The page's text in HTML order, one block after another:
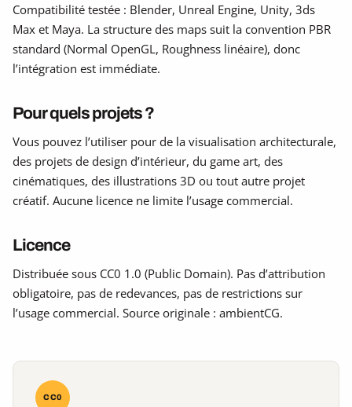
Compatibilité testée : Blender, Unreal Engine, Unity, 3ds
Max et Maya. La structure des maps suit la convention PBR
standard (Normal OpenGL, Roughness linéaire), donc
l’intégration est immédiate.
Pour quels projets ?
Vous pouvez l’utiliser pour de la visualisation architecturale,
des projets de design d’intérieur, du game art, des
cinématiques, des illustrations 3D ou tout autre projet
créatif. Aucune licence ne limite l’usage commercial.
Licence
Distribuée sous CC0 1.0 (Public Domain). Pas d’attribution
obligatoire, pas de redevances, pas de restrictions sur
l’usage commercial. Source originale : ambientCG.
CC0